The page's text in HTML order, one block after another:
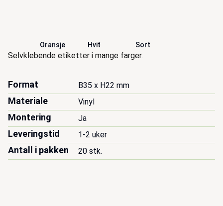
Oransje Hvit Sort
Beskrivelse
Selvklebende etiketter i mange farger.
Format B35 x H22 mm
Materiale Vinyl
Montering Ja
Leveringstid 1-2 uker
Antall i pakken 20 stk.